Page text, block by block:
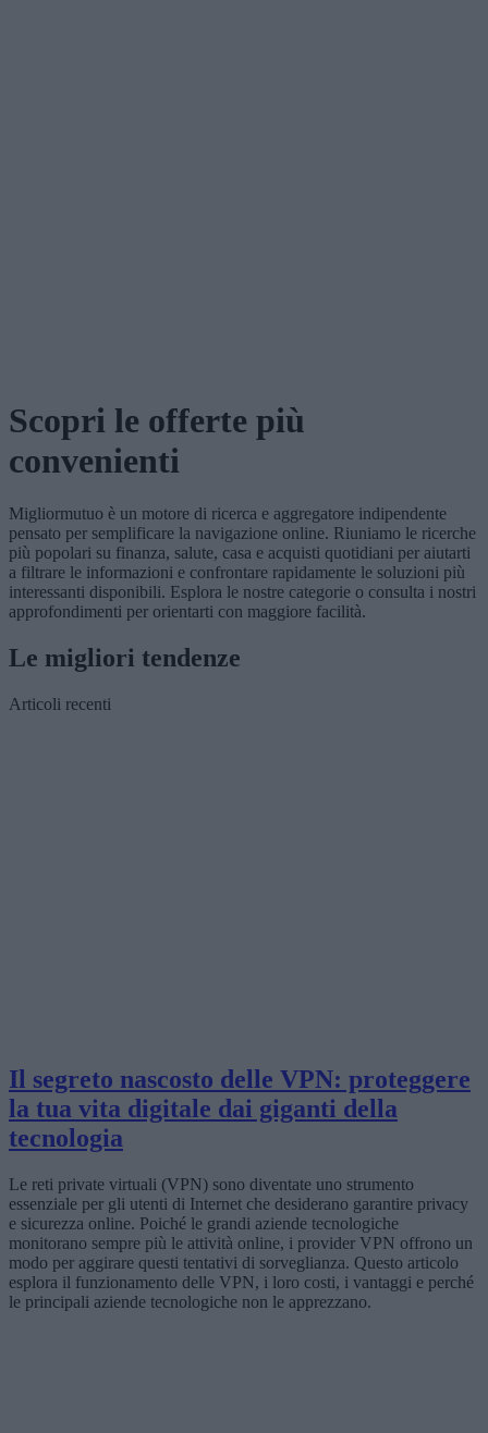
Scopri le offerte più
convenienti
Migliormutuo è un motore di ricerca e aggregatore indipendente
pensato per semplificare la navigazione online. Riuniamo le ricerche
più popolari su finanza, salute, casa e acquisti quotidiani per aiutarti
a filtrare le informazioni e confrontare rapidamente le soluzioni più
interessanti disponibili. Esplora le nostre categorie o consulta i nostri
approfondimenti per orientarti con maggiore facilità.
Le migliori tendenze
Articoli recenti
Il segreto nascosto delle VPN: proteggere
la tua vita digitale dai giganti della
tecnologia
Le reti private virtuali (VPN) sono diventate uno strumento
essenziale per gli utenti di Internet che desiderano garantire privacy
e sicurezza online. Poiché le grandi aziende tecnologiche
monitorano sempre più le attività online, i provider VPN offrono un
modo per aggirare questi tentativi di sorveglianza. Questo articolo
esplora il funzionamento delle VPN, i loro costi, i vantaggi e perché
le principali aziende tecnologiche non le apprezzano.